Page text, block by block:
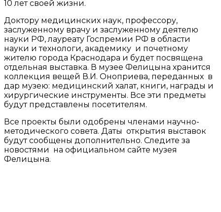
10 лет своей жизни.
Доктору медицинских наук, профессору,
заслуженному врачу и заслуженному деятелю
науки РФ, лауреату Госпремии РФ в области
науки и технологи, академику и почетному
жителю города Краснодара и будет посвящена
отдельная выставка. В музее Фелицына хранится
коллекция вещей В.И. Оноприева, переданных в
дар музею: медицинский халат, книги, награды и
хирургические инструменты. Все эти предметы
будут представлены посетителям.
Все проекты были одобрены членами научно-
методического совета. Даты открытия выставок
будут сообщены дополнительно. Следите за
новостями на официальном сайте музея
Фелицына.